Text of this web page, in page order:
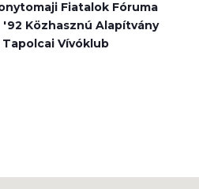
Fiatalok Fóruma
'92 Közhasznú Alapítvány
Tapolcai Vívóklub